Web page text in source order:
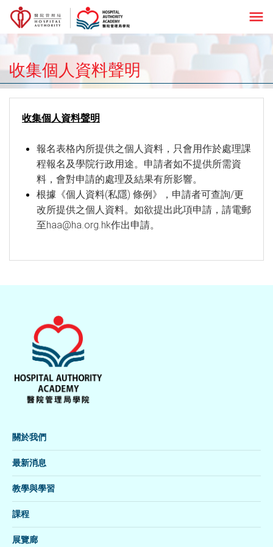
menu
收集個人資料聲明
收集個人資料聲明
報名表格內所提供之個人資料，只會用作於處理課
程報名及學院行政用途。申請者如不提供所需資
料，會對申請的處理及結果有所影響。
根據《個人資料(私隱) 條例》，申請者可查詢/更
改所提供之個人資料。如欲提出此項申請，請電郵
至haa@ha.org.hk作出申請。
關於我們
最新消息
教學與學習
課程
展覽廊